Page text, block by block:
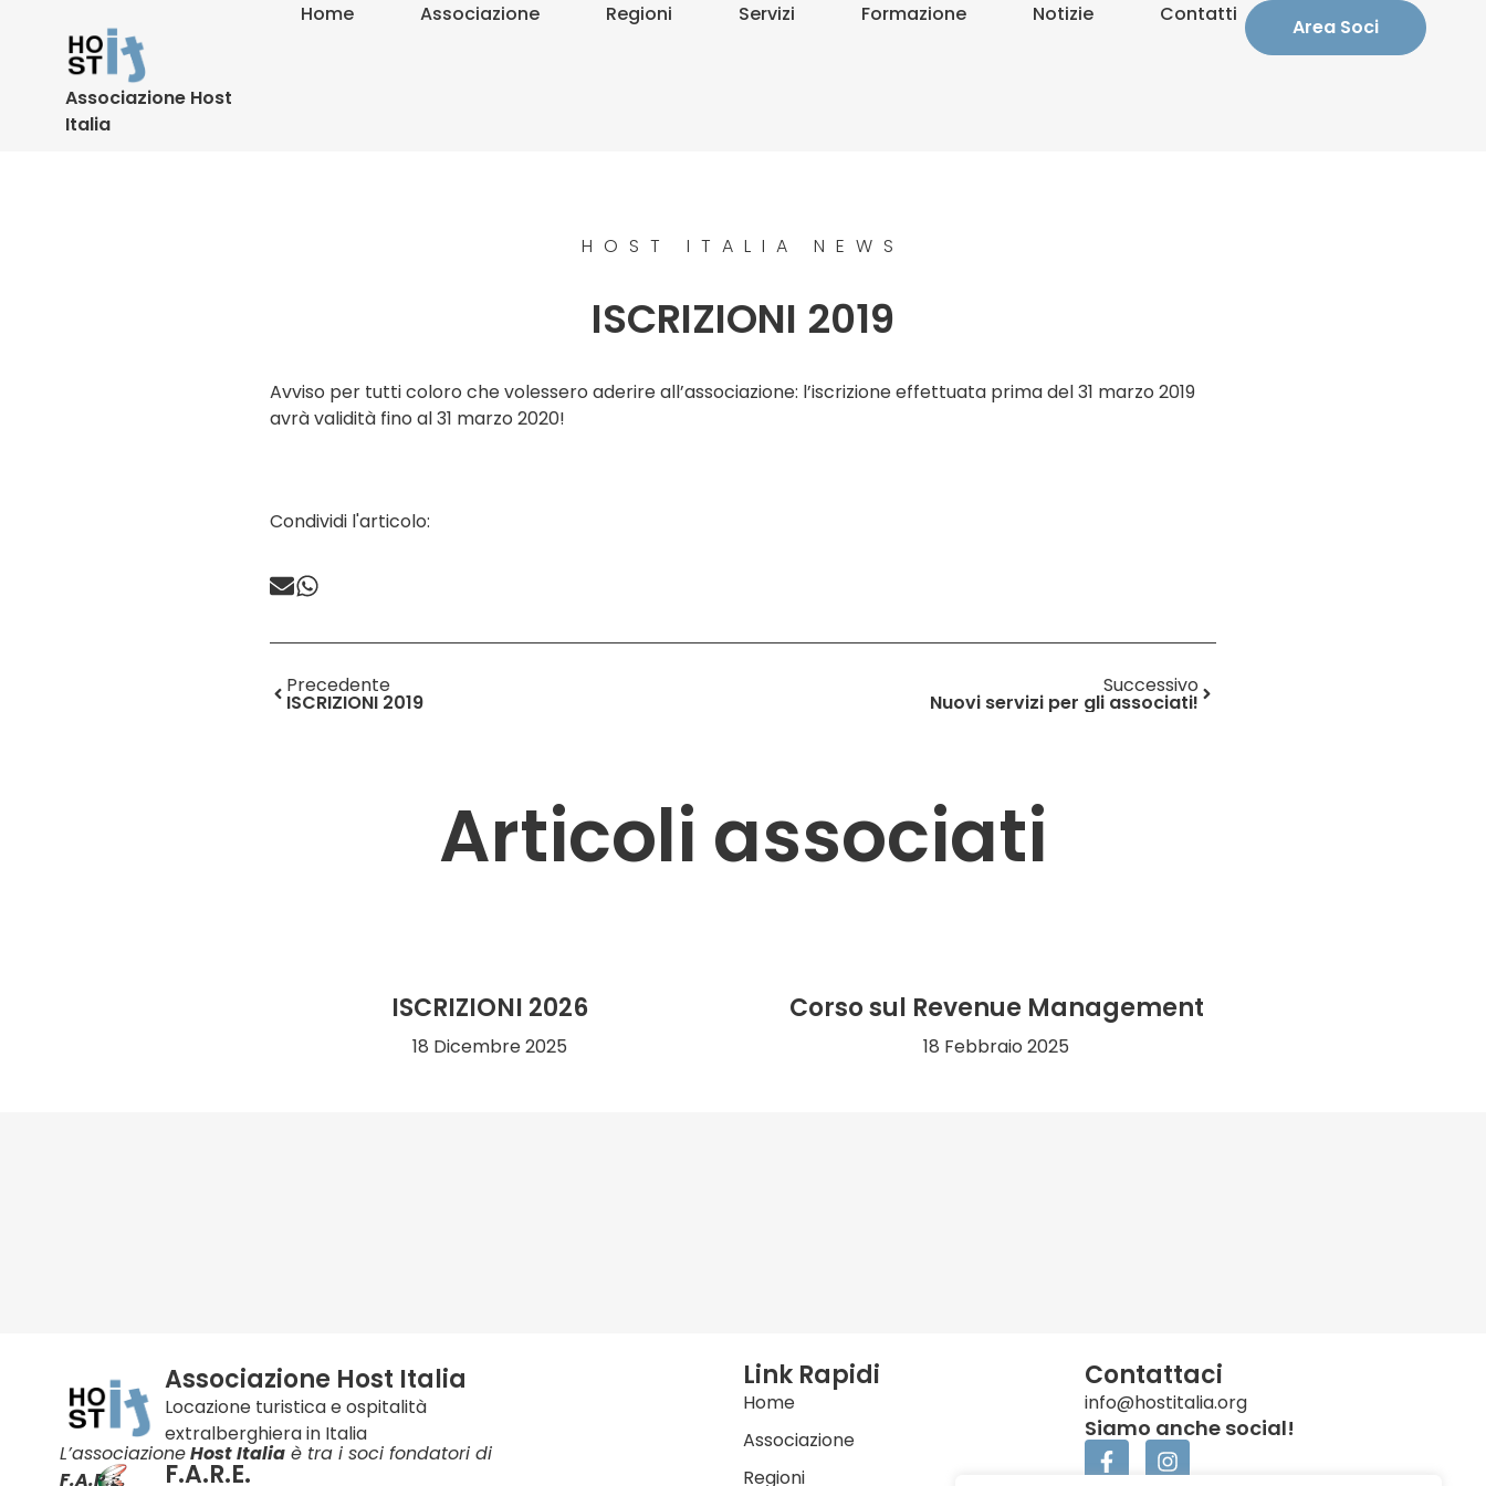
Associazione Host
Italia
Home Associazione Regioni Servizi Formazione Notizie Contatti
Area Soci
HOST ITALIA NEWS
ISCRIZIONI 2019
Avviso per tutti coloro che volessero aderire all’associazione: l’iscrizione effettuata prima del 31 marzo 2019
avrà validità fino al 31 marzo 2020!
Condividi l'articolo:
Precedente
ISCRIZIONI 2019
Successivo
Nuovi servizi per gli associati!
Articoli associati
ISCRIZIONI 2026
18 Dicembre 2025
Corso sul Revenue Management
18 Febbraio 2025
Associazione Host Italia
Locazione turistica e ospitalità
extralberghiera in Italia
L’associazioneHost Italiaè tra i soci fondatori di
F.A.R.E.
F.A.R.E.
Link Rapidi
Home
Associazione
Regioni
Contattaci
info@hostitalia.org
Siamo anche social!